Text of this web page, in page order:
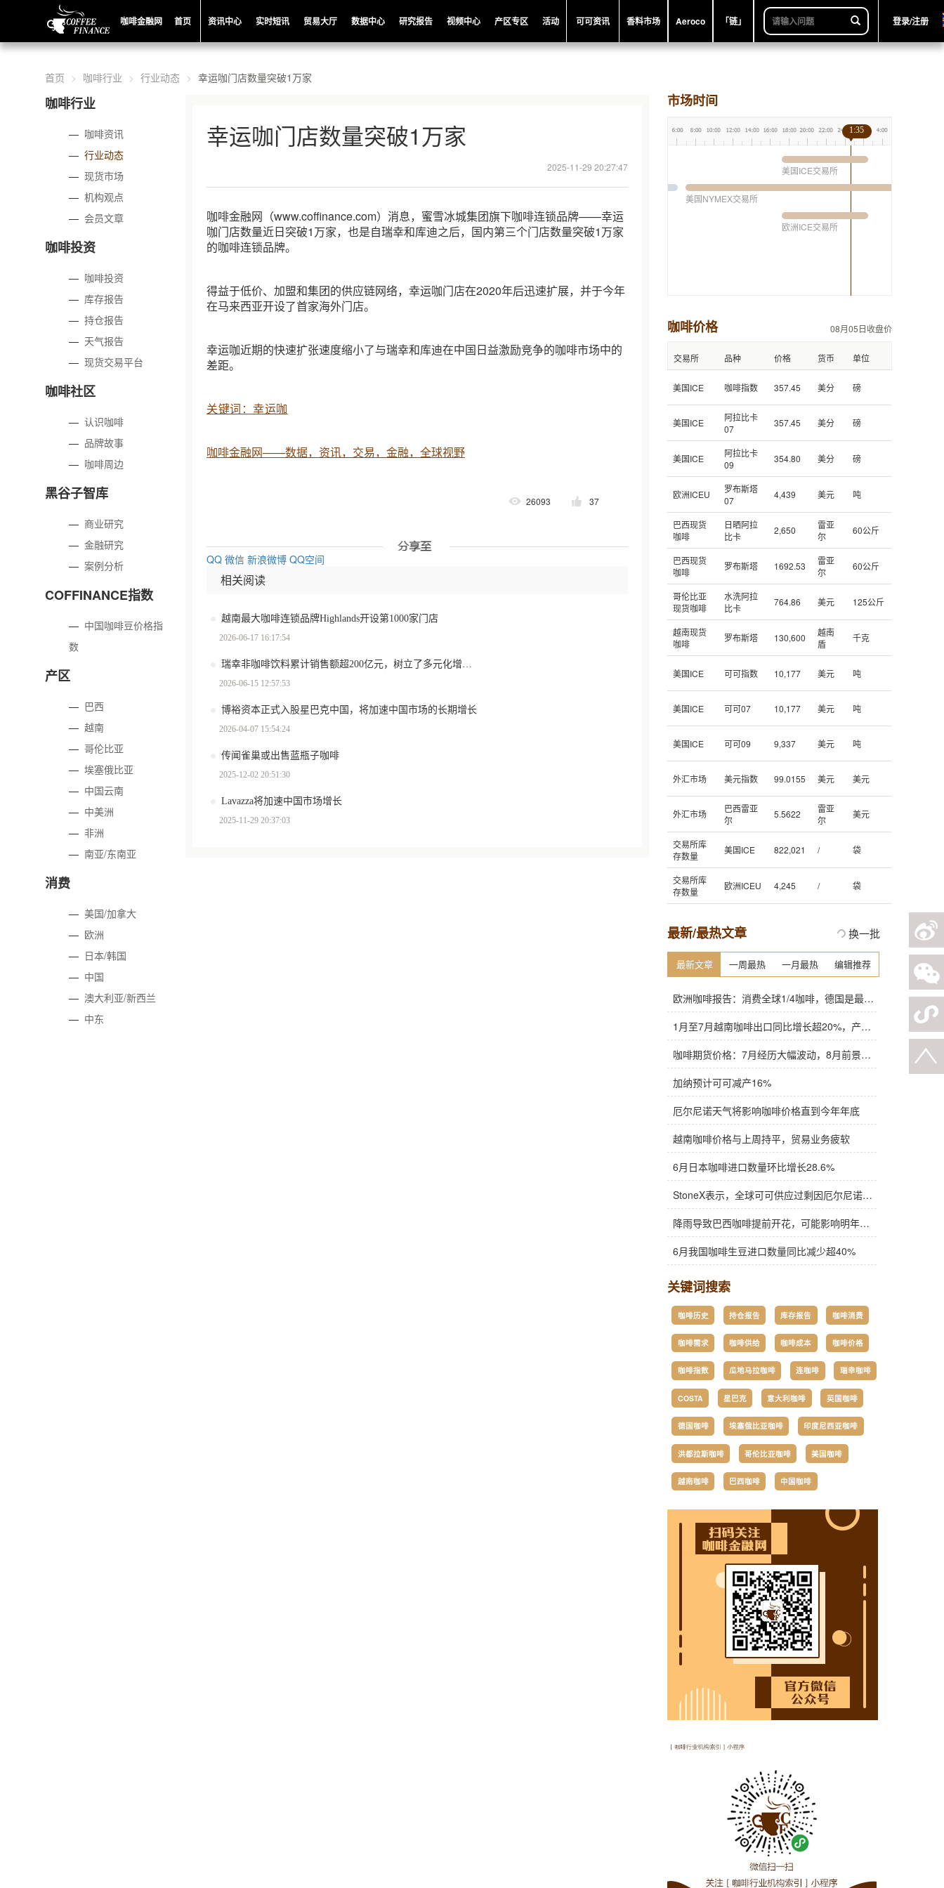
咖啡金融网 首页 资讯中心 实时短讯 贸易大厅 数据中心 研究报告 视频中心 产区专区 活动 可可资讯 香料市场 Aeroco 「链」 登录/注册
首页 咖啡行业 行业动态 幸运咖门店数量突破1万家
咖啡行业
— 咖啡资讯
—行业动态
—现货市场
—机构观点
—会员文章
咖啡投资
— 咖啡投资
— 库存报告
—持仓报告
— 天气报告
—现货交易平台
咖啡社区
—认识咖啡
— 品牌故事
— 咖啡周边
黑谷子智库
— 商业研究
—金融研究
—案例分析
COFFINANCE指数
— 中国咖啡豆价格指
数
产区
— 巴西
—越南
—哥伦比亚
—埃塞俄比亚
— 中国云南
— 中美洲
—非洲
—南亚/东南亚
消费
—美国/加拿大
— 欧洲
— 日本/韩国
— 中国
— 澳大利亚/新西兰
— 中东
幸运咖门店数量突破1万家
2025-11-29 20:27:47
咖啡金融网（www.coffinance.com）消息，蜜雪冰城集团旗下咖啡连锁品牌——幸运
咖门店数量近日突破1万家，也是自瑞幸和库迪之后，国内第三个门店数量突破1万家
的咖啡连锁品牌。
得益于低价、加盟和集团的供应链网络，幸运咖门店在2020年后迅速扩展，并于今年
在马来西亚开设了首家海外门店。
幸运咖近期的快速扩张速度缩小了与瑞幸和库迪在中国日益激励竞争的咖啡市场中的
差距。
关键词：幸运咖
咖啡金融网——数据，资讯，交易，金融，全球视野
26093 37
QQ 微信 新浪微博 QQ空间
相关阅读
越南最大咖啡连锁品牌Highlands开设第1000家门店
2026-06-17 16:17:54
2026-06-15 12:57:53
博裕资本正式入股星巴克中国，将加速中国市场的长期增长
2026-04-07 15:54:24
传闻雀巢或出售蓝瓶子咖啡
2025-12-02 20:51:30
Lavazza将加速中国市场增长
2025-11-29 20:37:03
市场时间
美国ICE交易所
美国NYMEX交易所
欧洲ICE交易所
1:35
咖啡价格 08月05日收盘价
交易所 品种 价格 货币 单位
美国ICE 咖啡指数 357.45 美分 磅
美国ICE
阿拉比卡
07
357.45 美分 磅
美国ICE
阿拉比卡
09
354.80 美分 磅
欧洲ICEU
罗布斯塔
07
4,439 美元 吨
巴西现货
咖啡
日晒阿拉
比卡
2,650
雷亚
尔
60公斤
巴西现货
咖啡
罗布斯塔 1692.53
雷亚
尔
60公斤
哥伦比亚
现货咖啡
水洗阿拉
比卡
764.86 美元 125公斤
越南现货
咖啡
罗布斯塔 130,600
越南
盾
千克
美国ICE 可可指数 10,177 美元 吨
美国ICE 可可07 10,177 美元 吨
美国ICE 可可09 9,337 美元 吨
外汇市场 美元指数 99.0155 美元 美元
外汇市场
巴西雷亚
尔
5.5622
雷亚
尔
美元
交易所库
存数量
美国ICE 822,021 / 袋
交易所库
存数量
欧洲ICEU 4,245 / 袋
最新/最热文章 换一批
最新文章 一周最热 一月最热 编辑推荐
欧洲咖啡报告：消费全球1/4咖啡，德国是最大进口国，意大利在烘焙咖啡生产中领先
1月至7月越南咖啡出口同比增长超20%，产量也将是过去四年来最高
咖啡期货价格：7月经历大幅波动，8月前景依旧不明朗
加纳预计可可减产16%
厄尔尼诺天气将影响咖啡价格直到今年年底
越南咖啡价格与上周持平，贸易业务疲软
6月日本咖啡进口数量环比增长28.6%
StoneX表示，全球可可供应过剩因厄尔尼诺而萎缩
降雨导致巴西咖啡提前开花，可能影响明年产量，造成近期价格波动极不稳定
6月我国咖啡生豆进口数量同比减少超40%
关键词搜索
咖啡历史 持仓报告 库存报告 咖啡消费
咖啡需求 咖啡供给 咖啡成本 咖啡价格
咖啡指数 瓜地马拉咖啡 连咖啡 瑞幸咖啡
COSTA 星巴克 意大利咖啡 英国咖啡
德国咖啡 埃塞俄比亚咖啡 印度尼西亚咖啡
洪都拉斯咖啡 哥伦比亚咖啡 美国咖啡
越南咖啡 巴西咖啡 中国咖啡